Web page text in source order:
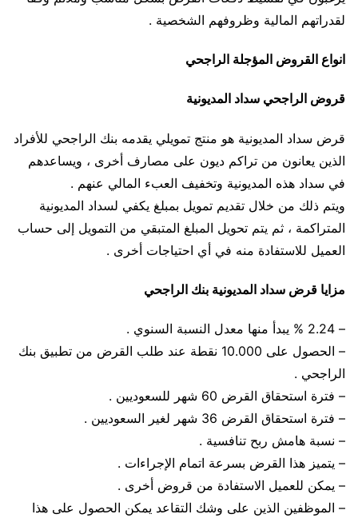
لقدراتهم المالية وظروفهم الشخصية .
انواع القروض المؤجلة الراجحي
قروض الراجحي سداد المديونية
قرض سداد المديونية هو منتج تمويلي يقدمه بنك الراجحي للأفراد
الذين يعانون من تراكم ديون على مصارف أخرى ، ويساعدهم
في سداد هذه المديونية وتخفيف العبء المالي عنهم .
ويتم ذلك من خلال تقديم تمويل بمبلغ يكفي لسداد المديونية
المتراكمة ، ثم يتم تحويل المبلغ المتبقي من التمويل إلى حساب
العميل للاستفادة منه في أي احتياجات أخرى .
مزايا قرض سداد المديونية بنك الراجحي
– 2.24 % يبدأ منها معدل النسبة السنوي .
– الحصول على 10.000 نقطة عند طلب القرض من تطبيق بنك
الراجحي .
– فترة استحقاق القرض 60 شهر للسعوديين .
– فترة استحقاق القرض 36 شهر لغير السعوديين .
– نسبة هامش ربح تنافسية .
– يتميز هذا القرض بسرعة اتمام الإجراءات .
– يمكن للعميل الاستفادة من قروض أخرى .
– الموظفين الذين على وشك التقاعد يمكن الحصول على هذا